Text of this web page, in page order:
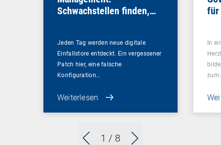
1 / 8
Schwachstellen finden,
Jeden Tag werden neue digitale
Einfallstore entdeckt. Ein vergessener
Patch hier, eine falsche
Konfiguration…
Weiterlesen
für
In